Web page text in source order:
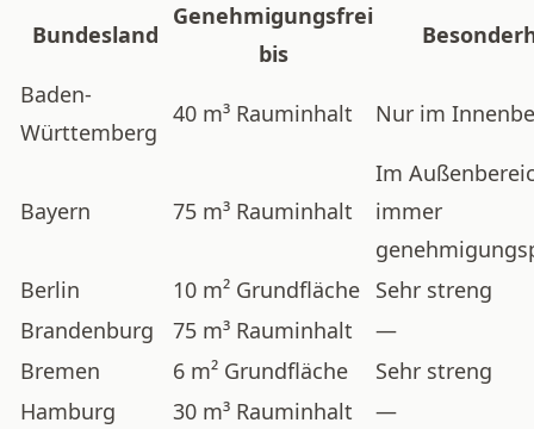
Bundesland
Genehmigungsfrei
bis
Baden-
Württemberg
40 m³ Rauminhalt Nur im
Bayern 75 m³ Rauminhalt
Im
immer
Berlin
10 m² Grundfläche Sehr streng
Brandenburg
75 m³ Rauminhalt
—
Bremen
6 m² Grundfläche
Sehr streng
Hamburg
30 m³ Rauminhalt
—